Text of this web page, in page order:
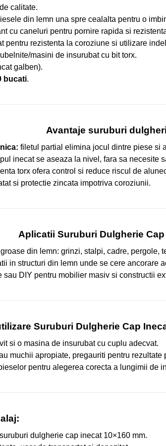
calitate.
din lemn una spre cealalta pentru o
cu caneluri pentru pornire rapida si
pentru rezistenta la coroziune si utilizare
masini de insurubat cu bit torx.
galben).
bucati.
Avantaje suruburi
filetul partial elimina jocul dintre piese si
inecat se aseaza la nivel, fara sa necesite
torx ofera control si reduce riscul de
si protectie zincata impotriva coroziunii.
Aplicatii Suruburi Dulgherie
din lemn: grinzi, stalpi, cadre, pergole,
in structuri din lemn unde se cere ancorare
sau DIY pentru mobilier masiv si constructii
Suruburi Dulgherie Cap
si o masina de insurubat cu cuplu adecvat.
muchii apropiate, pregauriti pentru rezultate
pentru alegerea corecta a lungimii de
dulgherie cap inecat 10×160 mm.